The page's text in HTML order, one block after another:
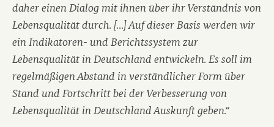
daher einen Dialog mit ihnen über ihr Verständnis von
Lebensqualität durch. […]Auf dieser Basis werden wir
ein Indikatoren- und Berichtssystem zur
Lebensqualität in Deutschland entwickeln. Es soll im
regelmäßigen Abstand in verständlicher Form über
Stand und Fortschritt bei der Verbesserung von
Lebensqualität in Deutschland Auskunft geben.“